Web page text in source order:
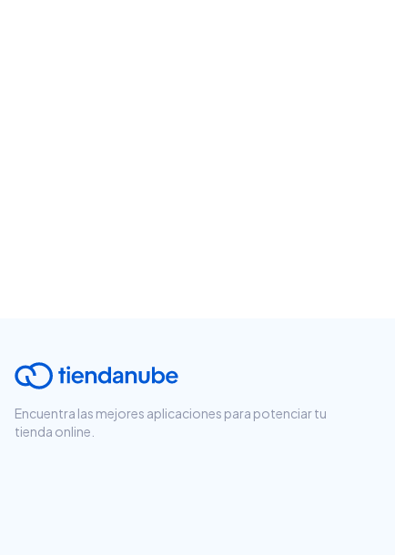
Encuentra las mejores aplicaciones para potenciar tu
tienda online.